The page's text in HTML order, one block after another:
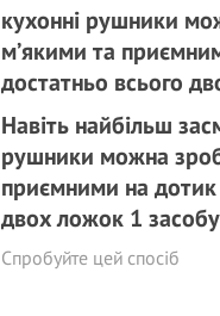
Навіть найбільш
рушники можна
приємними на
двох ложок 1 засобу
Спробуйте цей спосіб